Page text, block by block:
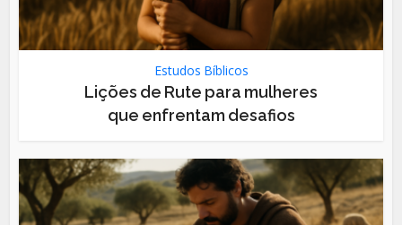
Estudos Bíblicos
Lições de Rute para mulheres
que enfrentam desafios